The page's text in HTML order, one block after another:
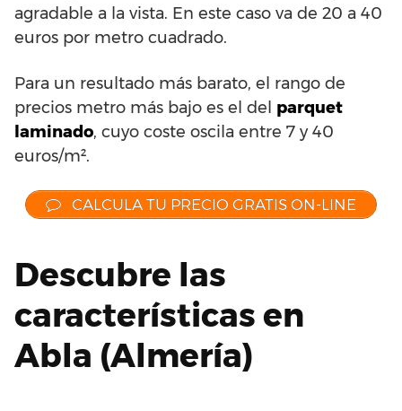
agradable a la vista. En este caso va de 20 a 40
euros por metro cuadrado.
Para un resultado más barato, el rango de
precios metro más bajo es el del parquet
laminado, cuyo coste oscila entre 7 y 40
euros/m².
CALCULA TU PRECIO GRATIS ON-LINE
Descubre las
características en
Abla (Almería)